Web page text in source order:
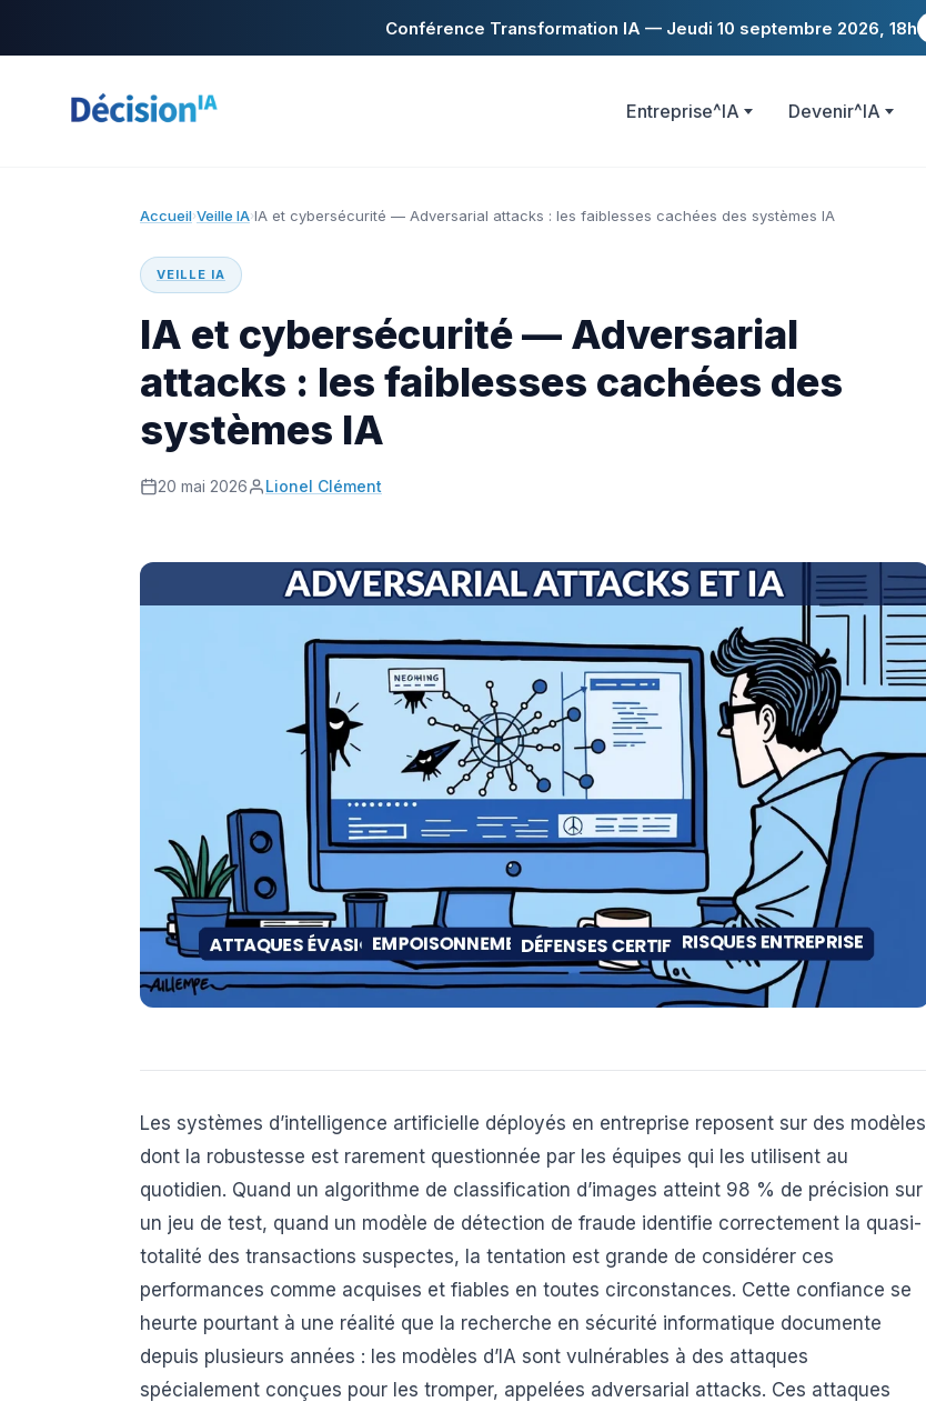
Conférence Transformation IA — Jeudi 10 septembre 2026, 18h
Entreprise^IA Devenir^IA
Accueil›Veille IA›IA et cybersécurité — Adversarial attacks : les faiblesses cachées des systèmes IA
VEILLE IA
IA et cybersécurité — Adversarial
attacks : les faiblesses cachées des
systèmes IA
20 mai 2026 Lionel Clément
Les systèmes d’intelligence artificielle déployés en entreprise reposent sur des modèles
dont la robustesse est rarement questionnée par les équipes qui les utilisent au
quotidien. Quand un algorithme de classification d’images atteint 98 % de précision sur
un jeu de test, quand un modèle de détection de fraude identifie correctement la quasi-
totalité des transactions suspectes, la tentation est grande de considérer ces
performances comme acquises et fiables en toutes circonstances. Cette confiance se
heurte pourtant à une réalité que la recherche en sécurité informatique documente
depuis plusieurs années : les modèles d’IA sont vulnérables à des attaques
spécialement conçues pour les tromper, appelées adversarial attacks. Ces attaques